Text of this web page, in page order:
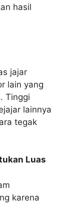
hasil
jajar
lain yang
Tinggi
lainnya
tegak
Luas
karena